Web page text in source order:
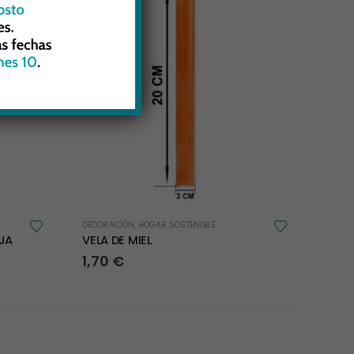
DECORACIÓN HOGAR SOSTENIBLE
VELA DE MIEL
1,70 €